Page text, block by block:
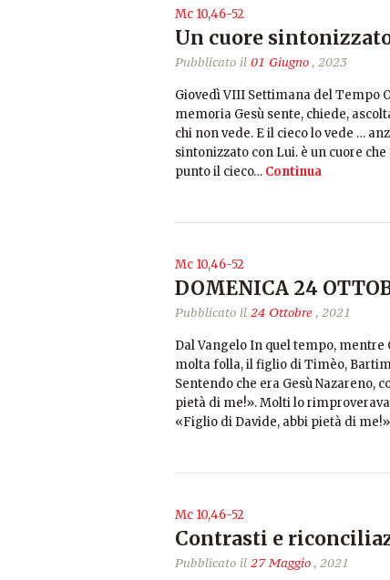
Mc 10,46-52
Un cuore
Pubblicato il 01 Giugno, 2023
Giovedì VIII Settimana del Tempo
memoria Gesù sente, chiede,
chi non vede. E il cieco lo vede …
sintonizzato con Lui. è un cuore
punto il cieco… Continua
Mc 10,46-52
DOMENICA 24
Pubblicato il 24 Ottobre, 2021
Dal Vangelo In quel tempo, mentre
molta folla, il figlio di Timèo,
Sentendo che era Gesù Nazareno,
pietà di me!». Molti lo
«Figlio di Davide, abbi pietà di
Mc 10,46-52
Contrasti e
Pubblicato il 27 Maggio, 2021